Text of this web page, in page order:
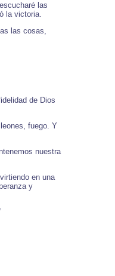
las
la victoria.
las cosas,
de Dios
fuego. Y
nuestra
en una
y